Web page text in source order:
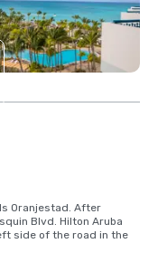
Oranjestad. After
Blvd. Hilton Aruba
side of the road in the